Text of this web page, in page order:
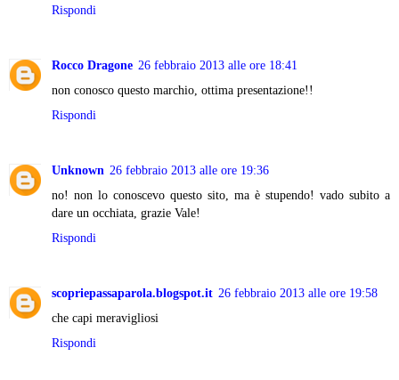
Rispondi
Rocco Dragone 26 febbraio 2013 alle ore 18:41
non conosco questo marchio, ottima presentazione!!
Rispondi
Unknown 26 febbraio 2013 alle ore 19:36
no! non lo conoscevo questo sito, ma è stupendo! vado subito a
dare un occhiata, grazie Vale!
Rispondi
scopriepassaparola.blogspot.it 26 febbraio 2013 alle ore 19:58
che capi meravigliosi
Rispondi